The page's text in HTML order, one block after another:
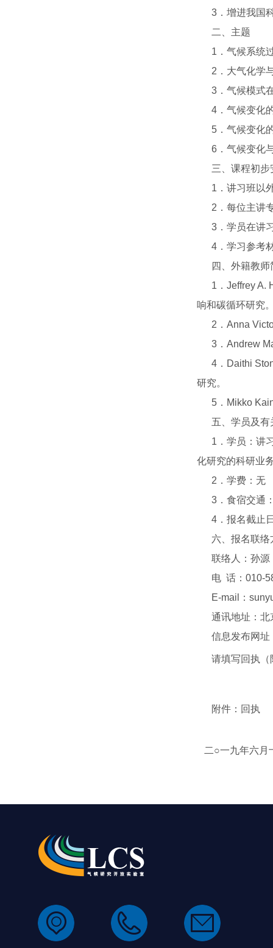
3．增进我国科
二、主题
1．气候系统
2．大气化学
3．气候模式在
4．气候变化
5．气候变化
6．气候变化
三、课程初步
1．讲习班以外
2．每位主讲专
3．学员在讲习
4．学习参考材
四、外籍教师
1．Jeffrey A.
响和碳循环研究
2．Anna
3．Andrew
4．Daithi
研究。
5．Mikko
五、学员及有
1．学员：讲习
化研究的科研业
2．学费：无
3．食宿交通：
4．报名截止
六、报名联络
联络人：孙源
电 话：010-
E-mail：
通讯地址：北
信息发布网址
请填写回执（
附件： 回执
二○一九年六月